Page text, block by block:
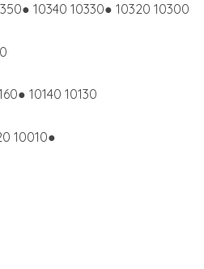
10340 10330● 10320 10300
10140 10130
10010●